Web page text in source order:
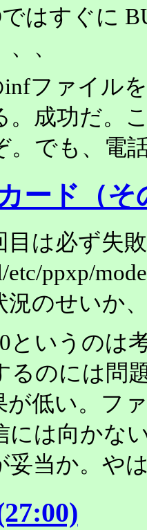
ではすぐに
、
infファイル
。成功だ。
。でも、電
ード（そ
目は必ず失
etc/ppxp/
況のせいか
というのは
るのには問
が低い。フ
には向かな
妥当か。や